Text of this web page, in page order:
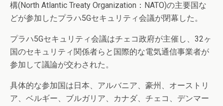
構(North Atlantic Treaty Organization：NATO)の主要国な
どが参加したプラハ5Gセキュリティ会議が閉幕した。
プラハ5Gセキュリティ会議はチェコ政府が主催し、32ヶ
国のセキュリティ関係者らと国際的な電気通信事業者が
参加して議論が交わされた。
具体的な参加国は日本、アルバニア、豪州、オーストリ
ア、ベルギー、ブルガリア、カナダ、チェコ、デンマー